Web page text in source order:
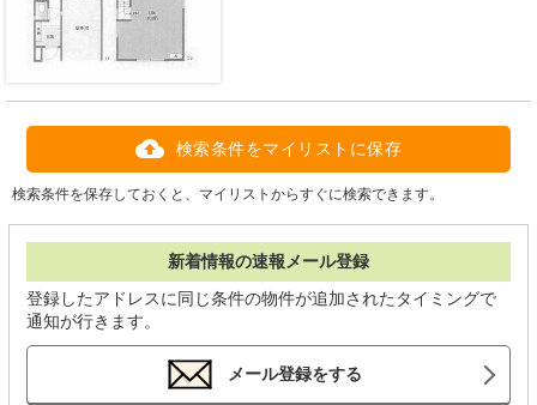
検索条件をマイリストに保存
検索条件を保存しておくと、マイリストからすぐに検索できます。
新着情報の速報メール登録
登録したアドレスに同じ条件の物件が追加されたタイミングで
通知が行きます。
メール登録をする